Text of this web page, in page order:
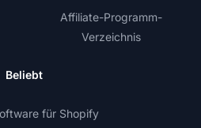
Affiliate-Programm-
Verzeichnis
Beliebt
für Shopify